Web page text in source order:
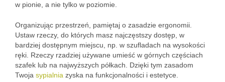
w pionie, a nie tylko w poziomie.
Organizując przestrzeń, pamiętaj o zasadzie ergonomii.
Ustaw rzeczy, do których masz najczęstszy dostęp, w
bardziej dostępnym miejscu, np. w szufladach na wysokości
ręki. Rzeczy rzadziej używane umieść w górnych częściach
szafek lub na najwyższych półkach. Dzięki tym zasadom
Twoja sypialnia zyska na funkcjonalności i estetyce.